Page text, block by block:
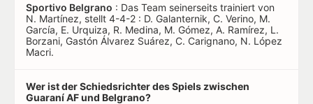
Sportivo Belgrano : Das Team seinerseits trainiert von
N. Martínez, stellt 4-4-2 : D. Galanternik, C. Verino, M.
García, E. Urquiza, R. Medina, M. Gómez, A. Ramírez, L.
Borzani, Gastón Álvarez Suárez, C. Carignano, N. López
Macri.
Wer ist der Schiedsrichter des Spiels zwischen
Guaraní AF und Belgrano?